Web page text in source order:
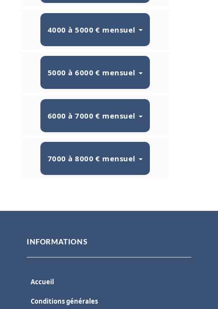
4000 à 5000 € mensuel
5000 à 6000 € mensuel
6000 à 7000 € mensuel
7000 à 8000 € mensuel
INFORMATIONS
Accueil
Conditions générales